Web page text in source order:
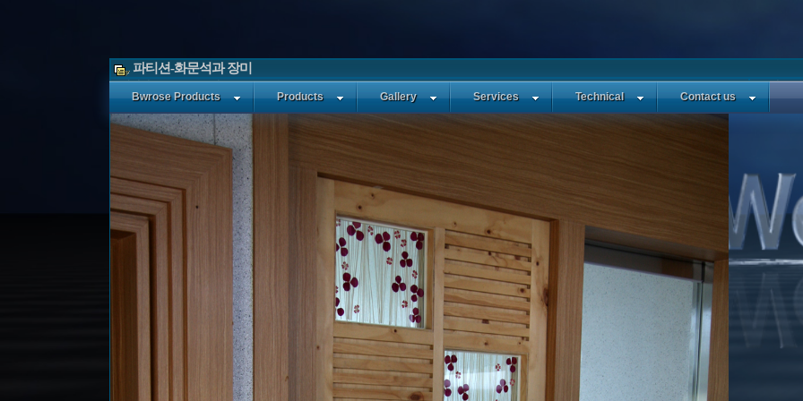
Bwrose Products Products Gallery Services Technical Contact us
파티션-화문석과 장미
ㆍ작성일: 2009/08/09 (일) ㆍ조회: